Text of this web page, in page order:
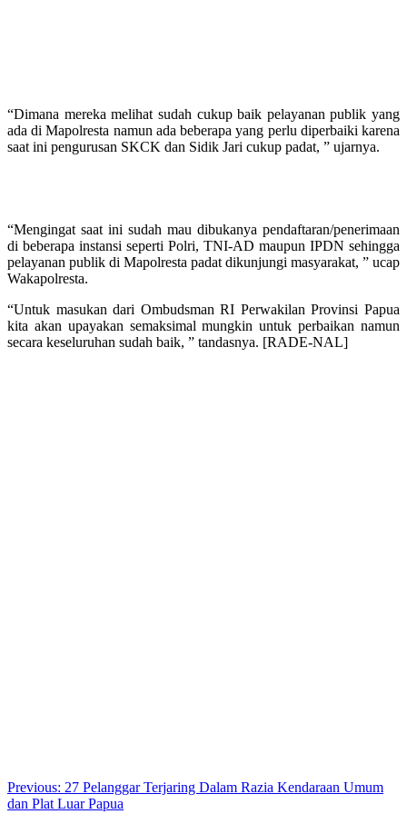
“Dimana mereka melihat sudah cukup baik pelayanan publik yang
ada di Mapolresta namun ada beberapa yang perlu diperbaiki karena
saat ini pengurusan SKCK dan Sidik Jari cukup padat, ” ujarnya.
“Mengingat saat ini sudah mau dibukanya pendaftaran/penerimaan
di beberapa instansi seperti Polri, TNI-AD maupun IPDN sehingga
pelayanan publik di Mapolresta padat dikunjungi masyarakat, ” ucap
Wakapolresta.
“Untuk masukan dari Ombudsman RI Perwakilan Provinsi Papua
kita akan upayakan semaksimal mungkin untuk perbaikan namun
secara keseluruhan sudah baik, ” tandasnya. [RADE-NAL]
Post
Previous: 27 Pelanggar Terjaring Dalam Razia Kendaraan Umum
dan Plat Luar Papua